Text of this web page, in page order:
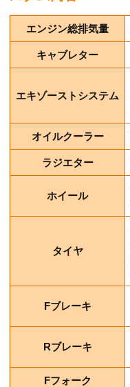
エンジン総排気量
キャブレター
エキゾーストシステム
オイルクーラー
ラジエター
ホイール
タイヤ
Fブレーキ
Rブレーキ
Fフォーク